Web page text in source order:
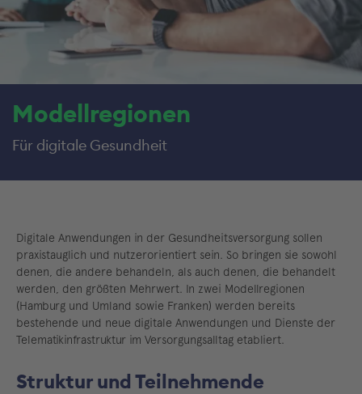
Modellregionen
Für digitale Gesundheit
Digitale Anwendungen in der Gesundheitsversorgung sollen
praxistauglich und nutzerorientiert sein. So bringen sie sowohl
denen, die andere behandeln, als auch denen, die behandelt
werden, den größten Mehrwert. In zwei Modellregionen
(Hamburg und Umland sowie Franken) werden bereits
bestehende und neue digitale Anwendungen und Dienste der
Telematikinfrastruktur im Versorgungsalltag etabliert.
Struktur und Teilnehmende